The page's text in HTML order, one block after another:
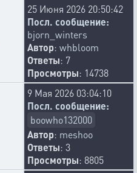
25 Июня 2026 20:50:42
Посл. сообщение:
bjorn_winters
Автор: whbloom
Ответы: 7
Просмотры: 14738
9 Мая 2026 03:04:10
Посл. сообщение:
boowho132000
Автор: meshoo
Ответы: 3
Просмотры: 8805